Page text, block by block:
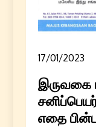
17/01/2023
இருவகை
எதை